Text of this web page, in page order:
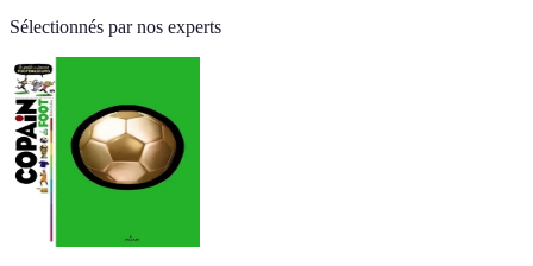
Sélectionnés par nos experts